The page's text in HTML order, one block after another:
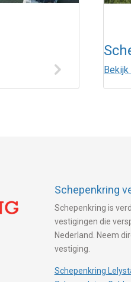
Schepenkring
Schepenkring is
vestigingen die
Nederland. Neem
vestiging.
Schepenkring